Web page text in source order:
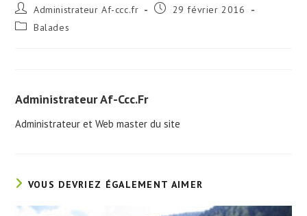
Auteur/autrice
de
la
Administrateur Af-ccc.fr
Publication
29 février 2016
Post Balades
Administrateur Af-Ccc.fr
Administrateur et Web master du site
VOUS DEVRIEZ ÉGALEMENT AIMER